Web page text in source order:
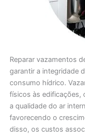
Reparar vazamentos
garantir a integridade
consumo hídrico.
físicos às edificações,
a qualidade do ar
favorecendo o
disso, os custos